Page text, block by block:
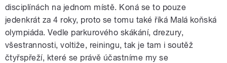
disciplínách na jednom místě. Koná se to pouze
jedenkrát za 4 roky, proto se tomu také říká Malá koňská
olympiáda. Vedle parkurového skákání, drezury,
všestrannosti, voltiže, reiningu, tak je tam i soutěž
čtyřspřeží, které se právě účastníme my se